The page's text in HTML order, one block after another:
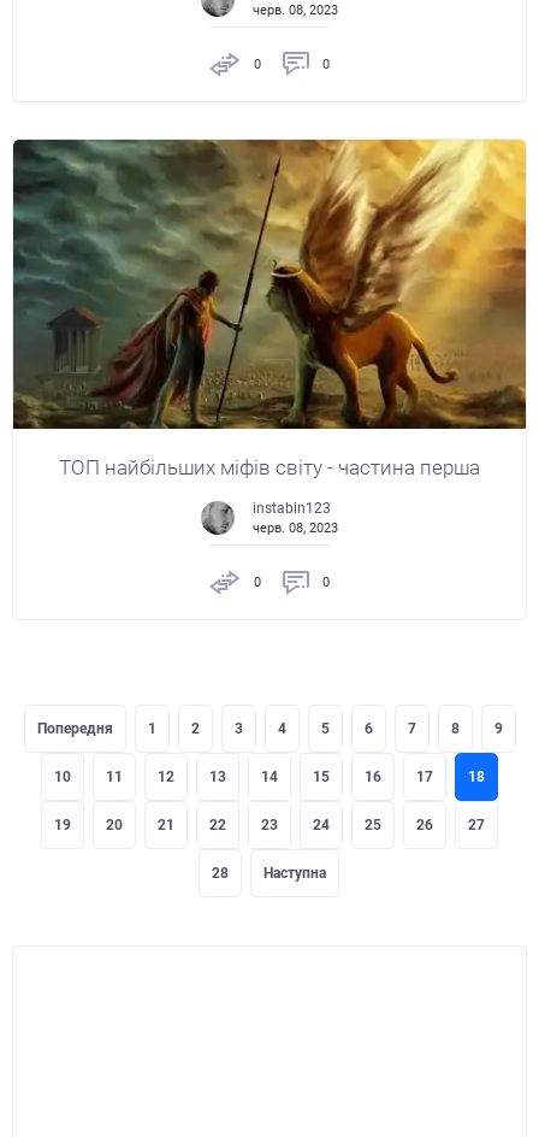
черв. 08, 2023
0 0
ТОП найбільших міфів світу - частина перша
instabin123
черв. 08, 2023
0 0
Попередня 1 2 3 4 5 6 7 8 9
10 11 12 13 14 15 16 17 18
19 20 21 22 23 24 25 26 27
28 Наступна